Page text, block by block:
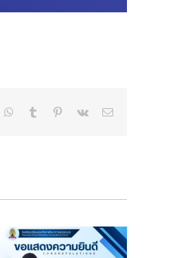
WhatsApp
Tumblr Pinterest
Vk Email